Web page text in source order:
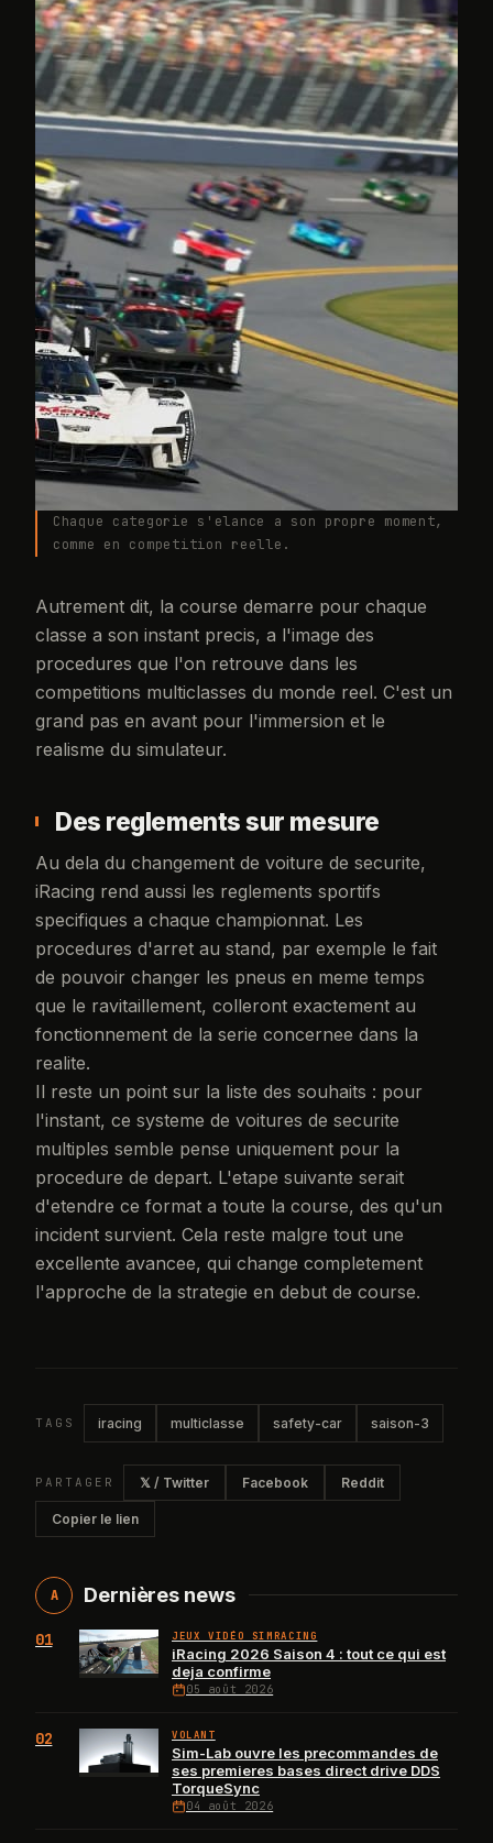
Chaque categorie s'elance a son propre moment,
comme en competition reelle.
Autrement dit, la course demarre pour chaque
classe a son instant precis, a l'image des
procedures que l'on retrouve dans les
competitions multiclasses du monde reel. C'est un
grand pas en avant pour l'immersion et le
realisme du simulateur.
Des reglements sur mesure
Au dela du changement de voiture de securite,
iRacing rend aussi les reglements sportifs
specifiques a chaque championnat. Les
procedures d'arret au stand, par exemple le fait
de pouvoir changer les pneus en meme temps
que le ravitaillement, colleront exactement au
fonctionnement de la serie concernee dans la
realite.
Il reste un point sur la liste des souhaits : pour
l'instant, ce systeme de voitures de securite
multiples semble pense uniquement pour la
procedure de depart. L'etape suivante serait
d'etendre ce format a toute la course, des qu'un
incident survient. Cela reste malgre tout une
excellente avancee, qui change completement
l'approche de la strategie en debut de course.
TAGS iracing multiclasse safety-car saison-3
PARTAGER 𝕏 / Twitter Facebook Reddit
Copier le lien
A Dernières news
01 JEUX VIDÉO SIMRACING
iRacing 2026 Saison 4 : tout ce qui est
deja confirme
05 août 2026
02 VOLANT
Sim-Lab ouvre les precommandes de
ses premieres bases direct drive DDS
TorqueSync
04 août 2026